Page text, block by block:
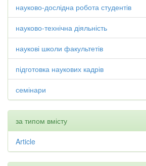
науково-дослідна робота студентів
науково-технічна діяльність
наукові школи факультетів
підготовка наукових кадрів
семінари
за типом вмісту
Article